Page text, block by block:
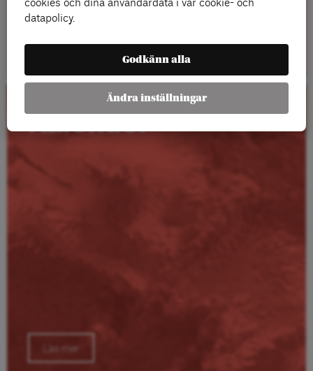
Läs mer
Kalender
Läs mer
cookies och dina användardata i vår cookie- och
datapolicy.
Godkänn alla
Ändra inställningar